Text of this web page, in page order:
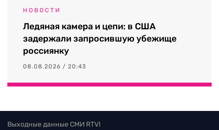
НОВОСТИ
Ледяная камера и цепи: в США
задержали запросившую убежище
россиянку
08.08.2026 / 20:43
Выходные данные СМИ RTVI